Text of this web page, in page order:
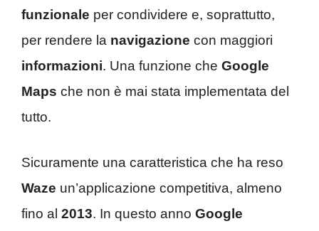
funzionale per condividere e, soprattutto,
per rendere la navigazione con maggiori
informazioni. Una funzione che Google
Maps che non è mai stata implementata del
tutto.
Sicuramente una caratteristica che ha reso
Waze un’applicazione competitiva, almeno
fino al 2013. In questo anno Google